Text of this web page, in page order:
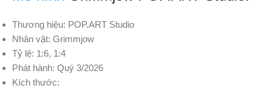
Thương hiệu: POP.ART Studio
Nhân vật: Grimmjow
Tỷ lệ: 1:6, 1:4
Phát hành: Quý 3/2026
Kích thước: